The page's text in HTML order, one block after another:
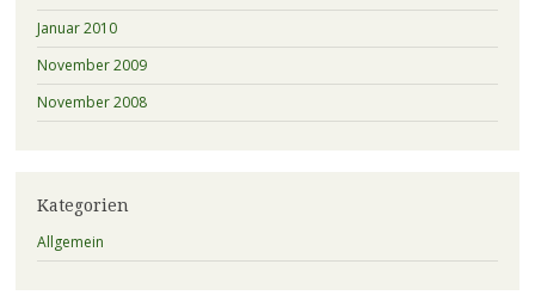
Januar 2010
November 2009
November 2008
Kategorien
Allgemein